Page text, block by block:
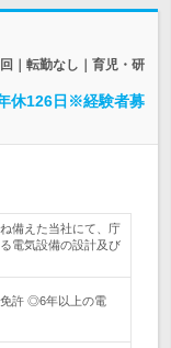
｜転勤なし｜育児・研
休126日※経験者募
備えた当社にて、庁
電気設備の設計及び
許 ◎6年以上の電